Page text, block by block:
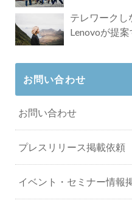
テレワークし
Lenovoが提
お問い合わせ
お問い合わせ
プレスリリース掲載依頼
イベント・セミナー情報